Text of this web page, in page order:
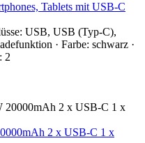
Tablets mit USB-C
USB, USB (Typ-C),
· Farbe: schwarz ·
2
2 x USB-C 1 x